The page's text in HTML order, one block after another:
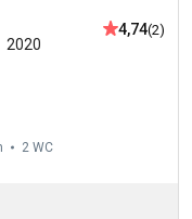
2020
4,74(2)
2 WC